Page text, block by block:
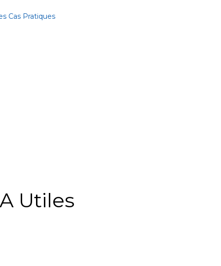
Cas Pratiques
Utiles